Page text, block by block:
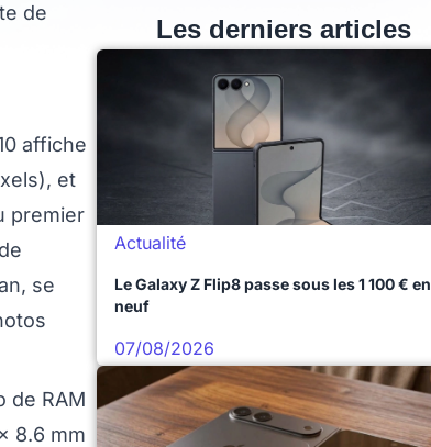
de
affiche
et
premier
se
de RAM
8.6 mm
Les derniers articles
Actualité
Le Galaxy Z Flip8 passe sous les 1 100 € en
neuf
07/08/2026